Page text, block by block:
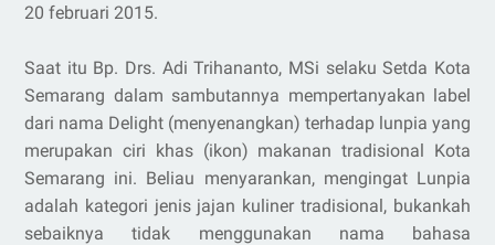
20 februari 2015.
Saat itu Bp. Drs. Adi Trihananto, MSi selaku Setda Kota
Semarang dalam sambutannya mempertanyakan label
dari nama Delight (menyenangkan) terhadap lunpia yang
merupakan ciri khas (ikon) makanan tradisional Kota
Semarang ini. Beliau menyarankan, mengingat Lunpia
adalah kategori jenis jajan kuliner tradisional, bukankah
sebaiknya tidak menggunakan nama bahasa